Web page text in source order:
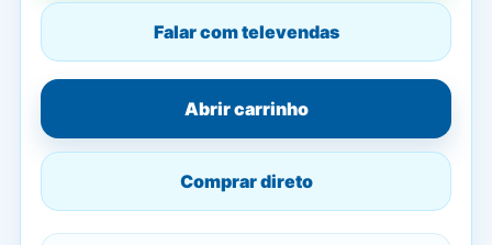
Falar com televendas
Abrir carrinho
Comprar direto